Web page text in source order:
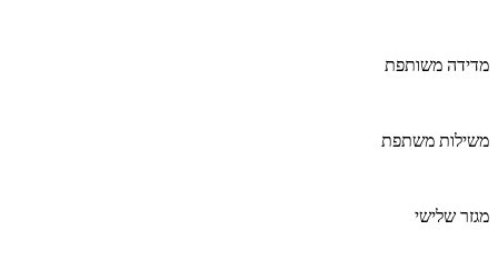
מדידה משותפת
משילות משתפת
מגזר שלישי